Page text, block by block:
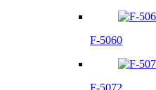
F-5060
F-5072